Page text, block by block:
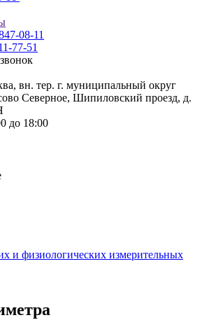
08-11
77-51
вн. тер. г. муниципальный округ
Северное, Шипиловский проезд, д.
до 18:00
и физиологических измерительных